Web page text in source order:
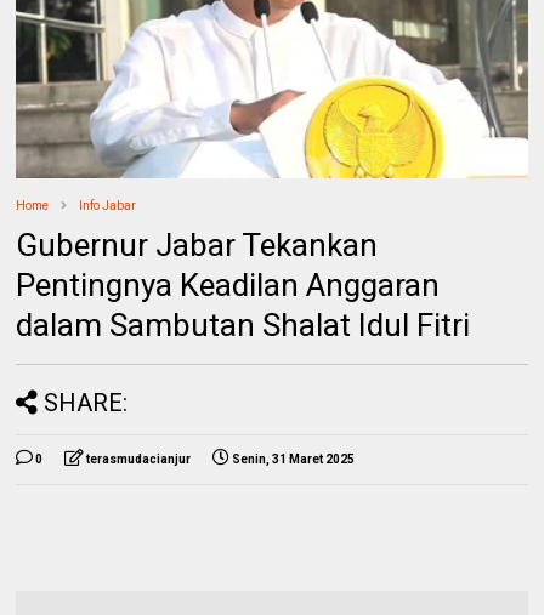
Home Info Jabar
Gubernur Jabar Tekankan
Pentingnya Keadilan Anggaran
dalam Sambutan Shalat Idul Fitri
SHARE:
0 terasmudacianjur Senin, 31 Maret 2025